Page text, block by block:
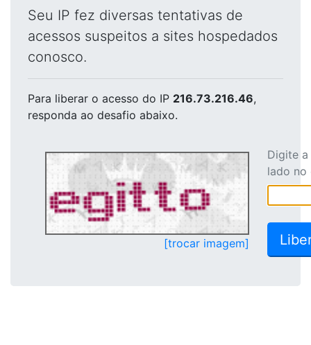
Seu IP fez diversas tentativas de
acessos suspeitos a sites hospedados
conosco.
Para liberar o acesso do IP 216.73.216.46,
responda ao desafio abaixo.
[trocar imagem]
Digite
lado no